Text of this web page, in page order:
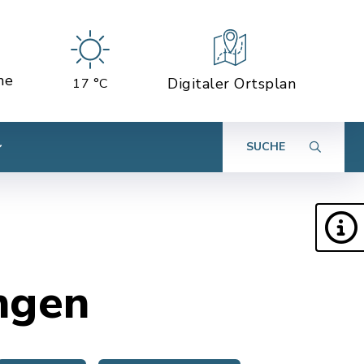
17 °C Digitaler Ortsplan
SUCHE